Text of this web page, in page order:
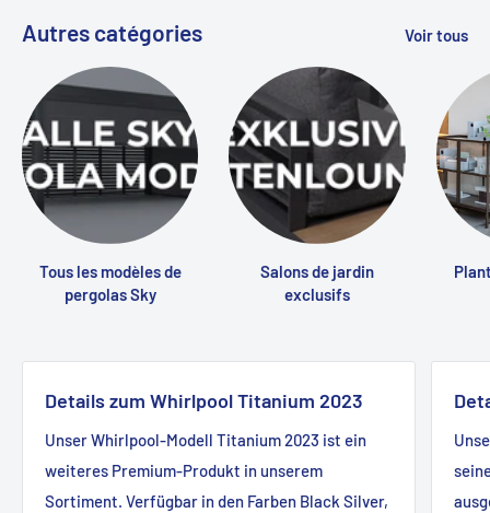
Autres catégories Voir tous
Tous les modèles de
pergolas Sky
Salons de jardin
exclusifs
Details zum Whirlpool Titanium 2023
Unser Whirlpool-Modell Titanium 2023 ist ein
weiteres Premium-Produkt in unserem
Sortiment. Verfügbar in den Farben Black Silver,